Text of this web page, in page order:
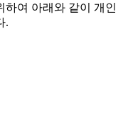
하여 아래와 같이 개인
.